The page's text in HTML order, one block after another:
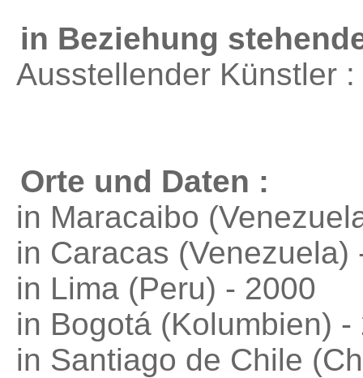
in Beziehung
Ausstellender Künstler
Orte und Daten :
in Maracaibo
in Caracas (Venezuela)
in Lima (Peru) - 2000
in Bogotá (Kolumbien) -
in Santiago de Chile